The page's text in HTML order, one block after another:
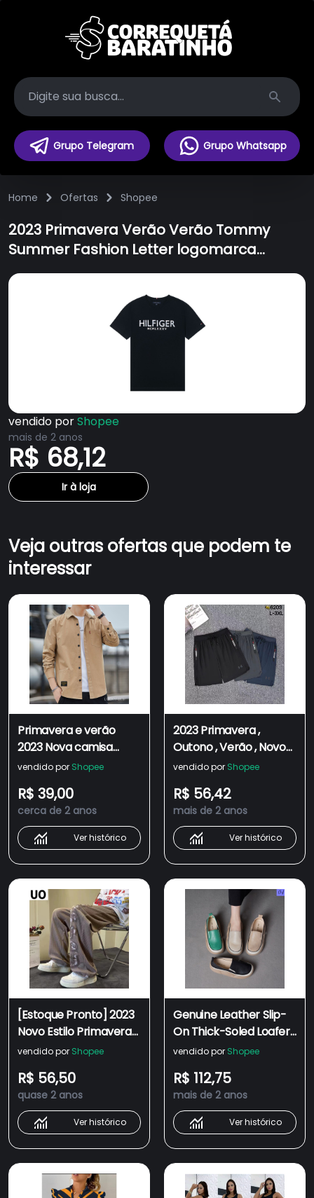
Search
Grupo Telegram Grupo Whatsapp
Home Ofertas Shopee
2023 Primavera Verão Verão Tommy
Summer Fashion Letter logomarca
Impresso Homens de manga curta
Casual Camiseta de Algodão Puro Solto
Pescoço Redondo Meio Manga Rótulo de
Colarinho + Tag
vendido porShopee
mais de 2 anos
R$ 68,12
Ir à loja
Veja outras ofertas que podem te
interessar
Primavera e verão
2023 Nova camisa
vintage de tamanho
comprida masculina,
camisa casual versátil
e solta, camisa de
estilo brasileiro
vendido por Shopee
R$ 39,00
cerca de 2 anos
Ver histórico
2023 Primavera ,
Outono , Verão , Novo
Estilo Poliéster
Shorts Masculinos De
Corrida
vendido por Shopee
R$ 56,42
mais de 2 anos
Ver histórico
[Estoque Pronto] 2023
Novo Estilo Primavera
Verão Costurado
Homens Mulheres
Cintura Alta Solto
casual y2k
vendido por Shopee
R$ 56,50
quase 2 anos
Ver histórico
Genuine Leather Slip-
On Thick-Soled Loafers
Feminino 2023
Verão Novo Estilo
Plataforma De Tudo
Em Combinação
Mulheres Casuais
Espessas
vendido por Shopee
R$ 112,75
mais de 2 anos
Ver histórico